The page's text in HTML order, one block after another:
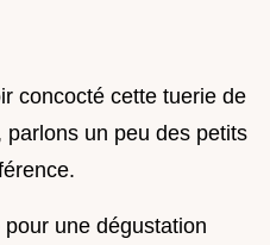
concocté cette tuerie de
un peu des petits
une dégustation